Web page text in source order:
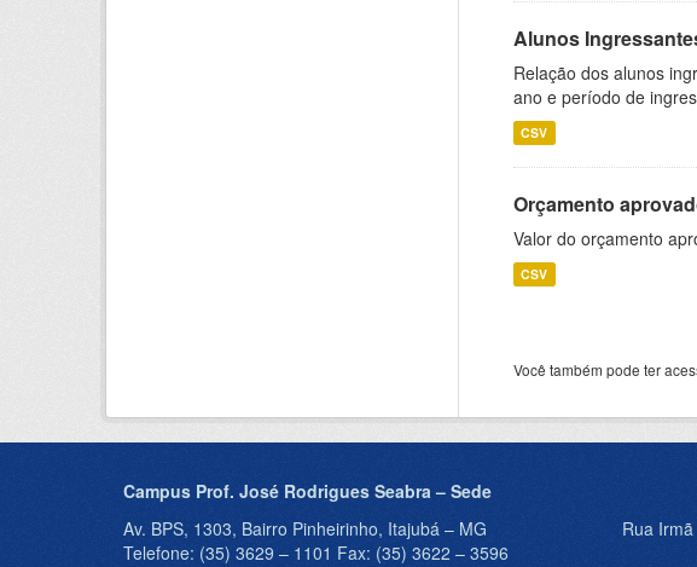
Alunos
Relação dos alunos
ano e período de
CSV
Orçamento
Valor do orçamento
CSV
Você também pode ter
Campus Prof. José Rodrigues Seabra – Sede
Av. BPS, 1303, Bairro Pinheirinho, Itajubá – MG
Telefone: (35) 3629 – 1101 Fax: (35) 3622 – 3596
Rua